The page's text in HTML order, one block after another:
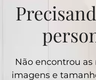
Não encontrou
imagens e